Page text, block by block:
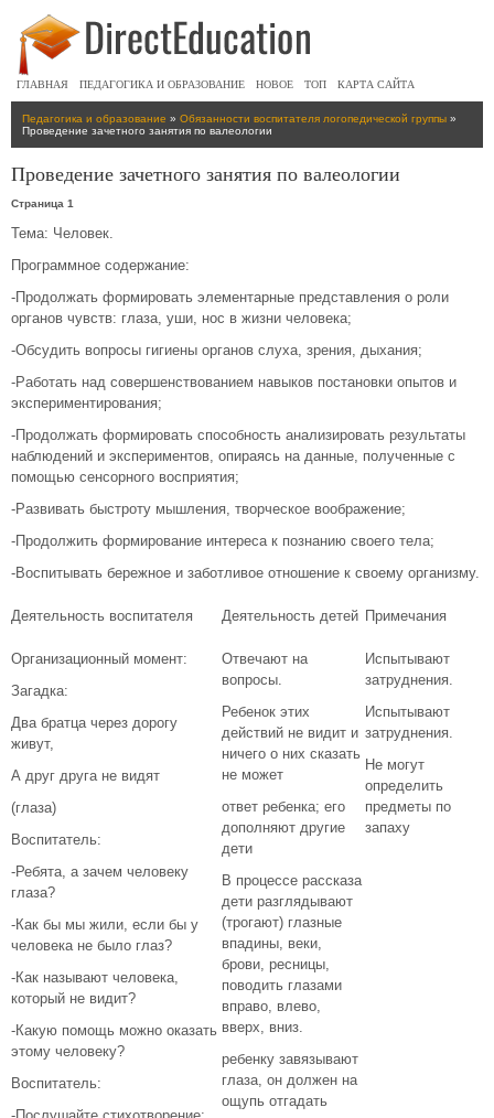
ГЛАВНАЯ ПЕДАГОГИКА И ОБРАЗОВАНИЕ НОВОЕ ТОП КАРТА САЙТА
Педагогика и образование » Обязанности воспитателя логопедической группы »
Проведение зачетного занятия по валеологии
Проведение зачетного занятия по валеологии
Страница 1
Тема: Человек.
Программное содержание:
-Продолжать формировать элементарные представления о роли
органов чувств: глаза, уши, нос в жизни человека;
-Обсудить вопросы гигиены органов слуха, зрения, дыхания;
-Работать над совершенствованием навыков постановки опытов и
экспериментирования;
-Продолжать формировать способность анализировать результаты
наблюдений и экспериментов, опираясь на данные, полученные с
помощью сенсорного восприятия;
-Развивать быстроту мышления, творческое воображение;
-Продолжить формирование интереса к познанию своего тела;
-Воспитывать бережное и заботливое отношение к своему организму.
Деятельность воспитателя Деятельность детей Примечания
Организационный момент:
Загадка:
Два братца через дорогу
живут,
А друг друга не видят
(глаза)
Воспитатель:
-Ребята, а зачем человеку
глаза?
-Как бы мы жили, если бы у
человека не было глаз?
-Как называют человека,
который не видит?
-Какую помощь можно оказать
этому человеку?
Воспитатель:
Отвечают на
вопросы.
Ребенок этих
действий не видит и
ничего о них сказать
не может
ответ ребенка; его
дополняют другие
дети
В процессе рассказа
дети разглядывают
(трогают) глазные
впадины, веки,
брови, ресницы,
поводить глазами
вправо, влево,
вверх, вниз.
ребенку завязывают
глаза, он должен на
ощупь отгадать
Испытывают
затруднения.
Испытывают
затруднения.
Не могут
определить
предметы по
запаху